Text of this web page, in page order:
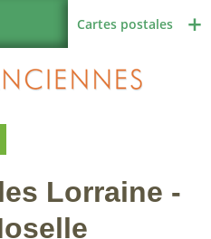
Cartes postales
France
Lorraine -